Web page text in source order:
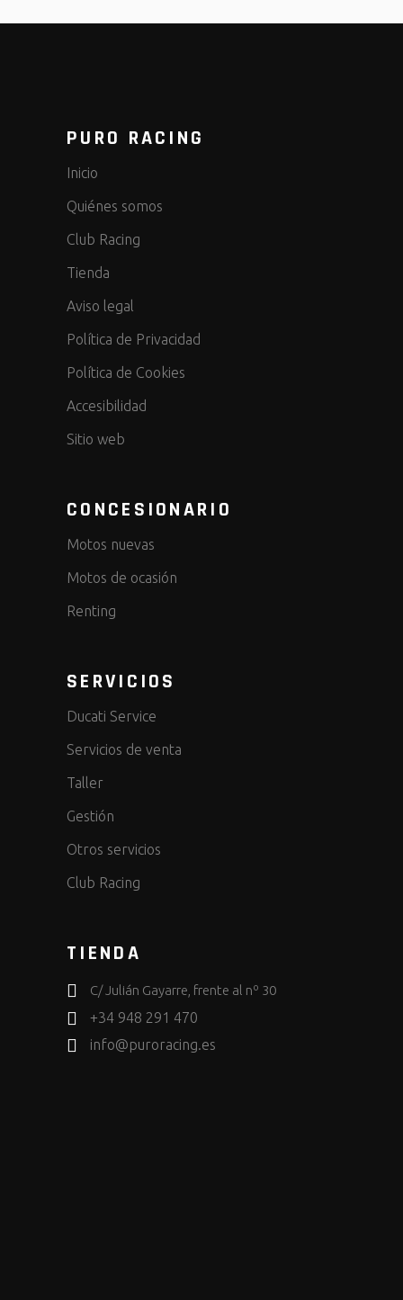
PURO RACING
Inicio
Quiénes somos
Club Racing
Tienda
Aviso legal
Política de Privacidad
Política de Cookies
Accesibilidad
Sitio web
CONCESIONARIO
Motos nuevas
Motos de ocasión
Renting
SERVICIOS
Ducati Service
Servicios de venta
Taller
Gestión
Otros servicios
Club Racing
TIENDA
C/ Julián Gayarre, frente al nº 30
+34 948 291 470
info@puroracing.es